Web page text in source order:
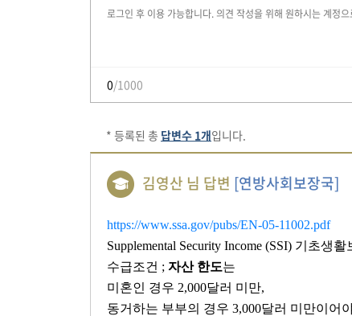
0/1000
* 등록된 총 답변수 1개입니다.
김영산 님 답변 [연방사회보장국]
https://www.ssa.gov/pubs/EN-05-11002.pdf
Supplemental Security Income (SSI) 기초생활
수급조건 ; 자산 한도는
미혼인 경우 2,000달러 미만,
동거하는 부부의 경우 3,000달러 미만이어